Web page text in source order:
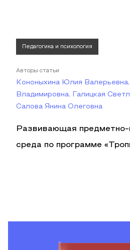
Педагогика и психология
Авторы статьи
Кононыхина Юлия
Владимировна, Галицкая
Салова Янина Олеговна
Развивающая предметно-
среда по программе